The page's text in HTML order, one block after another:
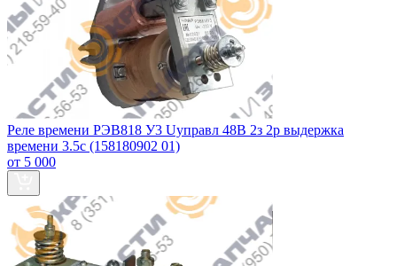
Реле времени РЭВ818 У3 Uуправл 48В 2з 2р выдержка
времени 3.5с (158180902 01)
от 5 000